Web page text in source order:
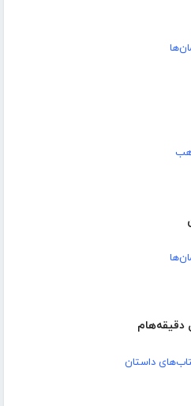
دقیقه‌هام
داستان